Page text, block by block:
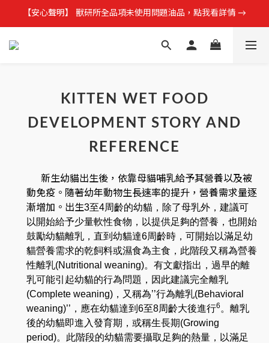
【安心聲明】 獸研所全品項未使用問題油品，點我看詳情 →
【安心聲明】 獸研所全品項未使用問題油品，點我看詳情 →
加入會員領$50購物金，再享首單免運！現領現用！
【安心聲明】 獸研所全品項未使用問題油品，點我看詳情 →
KITTEN WET FOOD
DEVELOPMENT STORY AND
REFERENCE
新生幼貓出生後，依靠母貓哺乳給予其營養以及被
動免疫。隨著幼年動物生長速率的提升，營養需求量逐
漸增加。出生3至4周齡的幼貓，除了母乳外，建議可
以開始給予少量軟性食物，以提供足夠的營養 ， 也開始
鼓勵幼貓離乳 ， 直到幼貓達6周齡時 ， 可開始以滿足幼
貓營養需求的乾飼料或濕食為主食 ， 此階段又稱為營養
性離乳(Nutritional weaning)。有文獻指出 ， 過早的離
乳可能引起幼貓的行為問題 ， 因此建議完全離乳
(Complete weaning) ，又稱為’’行為離乳(Behavioral
weaning)’’ ， 應在幼貓達到 6至8周齡大後進行6 。離乳
後的幼貓即進入發育期，或稱生長期(Growing
period)。 此階段的幼貓需要攝取足夠的熱量，以滿足